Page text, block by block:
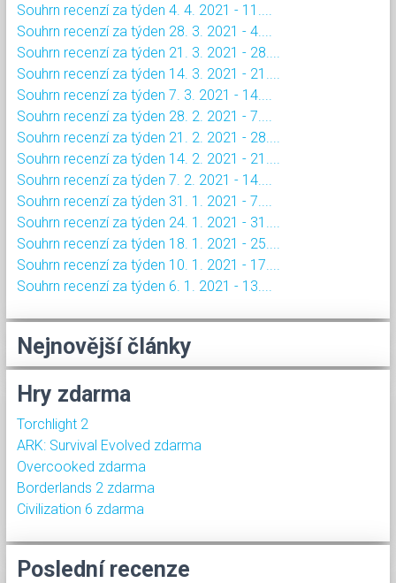
Souhrn recenzí za týden 4. 4. 2021 - 11....
Souhrn recenzí za týden 28. 3. 2021 - 4....
Souhrn recenzí za týden 21. 3. 2021 - 28....
Souhrn recenzí za týden 14. 3. 2021 - 21....
Souhrn recenzí za týden 7. 3. 2021 - 14....
Souhrn recenzí za týden 28. 2. 2021 - 7....
Souhrn recenzí za týden 21. 2. 2021 - 28....
Souhrn recenzí za týden 14. 2. 2021 - 21....
Souhrn recenzí za týden 7. 2. 2021 - 14....
Souhrn recenzí za týden 31. 1. 2021 - 7....
Souhrn recenzí za týden 24. 1. 2021 - 31....
Souhrn recenzí za týden 18. 1. 2021 - 25....
Souhrn recenzí za týden 10. 1. 2021 - 17....
Souhrn recenzí za týden 6. 1. 2021 - 13....
Nejnovější články
Hry zdarma
Torchlight 2
ARK: Survival Evolved zdarma
Overcooked zdarma
Borderlands 2 zdarma
Civilization 6 zdarma
Poslední recenze